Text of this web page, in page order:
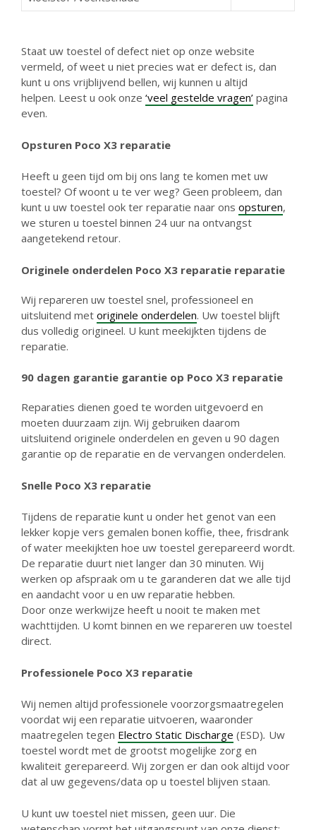
Staat uw toestel of defect niet op onze website
vermeld, of weet u niet precies wat er defect is, dan
kunt u ons vrijblijvend bellen, wij kunnen u altijd
helpen. Leest u ook onze ‘veel gestelde vragen’ pagina
even.
Opsturen Poco X3 reparatie
Heeft u geen tijd om bij ons lang te komen met uw
toestel? Of woont u te ver weg? Geen probleem, dan
kunt u uw toestel ook ter reparatie naar ons opsturen,
we sturen u toestel binnen 24 uur na ontvangst
aangetekend retour.
Originele onderdelen Poco X3 reparatie reparatie
Wij repareren uw toestel snel, professioneel en
uitsluitend met originele onderdelen. Uw toestel blijft
dus volledig origineel. U kunt meekijkten tijdens de
reparatie.
90 dagen garantie garantie op Poco X3 reparatie
Reparaties dienen goed te worden uitgevoerd en
moeten duurzaam zijn. Wij gebruiken daarom
uitsluitend originele onderdelen en geven u 90 dagen
garantie op de reparatie en de vervangen onderdelen.
Snelle Poco X3 reparatie
Tijdens de reparatie kunt u onder het genot van een
lekker kopje vers gemalen bonen koffie, thee, frisdrank
of water meekijkten hoe uw toestel gerepareerd wordt.
De reparatie duurt niet langer dan 30 minuten. Wij
werken op afspraak om u te garanderen dat we alle tijd
en aandacht voor u en uw reparatie hebben.
Door onze werkwijze heeft u nooit te maken met
wachttijden. U komt binnen en we repareren uw toestel
direct.
Professionele Poco X3 reparatie
Wij nemen altijd professionele voorzorgsmaatregelen
voordat wij een reparatie uitvoeren, waaronder
maatregelen tegen Electro Static Discharge (ESD). Uw
toestel wordt met de grootst mogelijke zorg en
kwaliteit gerepareerd. Wij zorgen er dan ook altijd voor
dat al uw gegevens/data op u toestel blijven staan.
U kunt uw toestel niet missen, geen uur. Die